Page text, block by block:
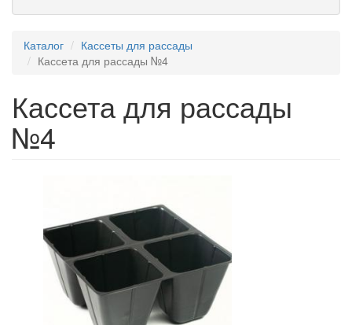
Каталог
Кассеты для рассады
Кассета для рассады №4
Кассета для рассады
№4